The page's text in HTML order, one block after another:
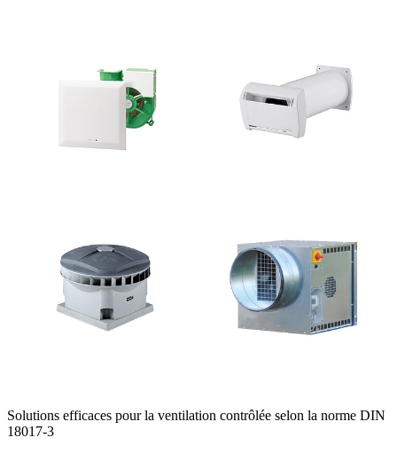
Solutions efficaces pour la ventilation contrôlée selon la norme DIN
18017-3